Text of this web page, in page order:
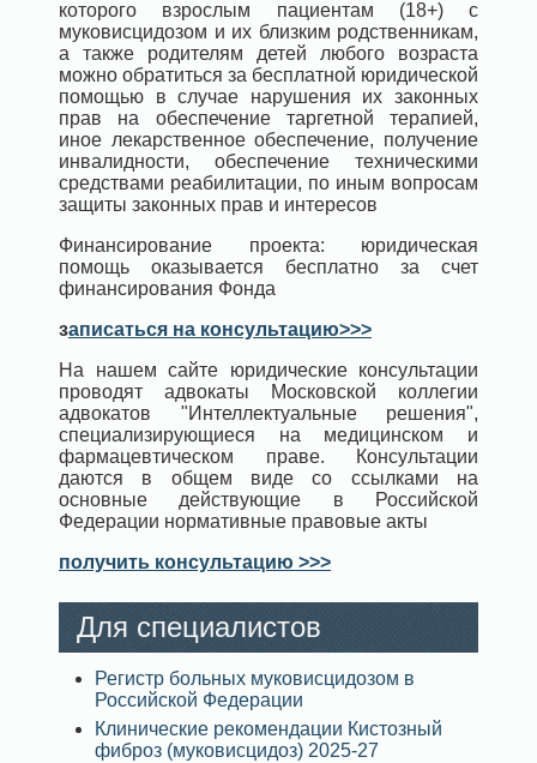
которого взрослым пациентам (18+) с
муковисцидозом и их близким родственникам,
а также родителям детей любого возраста
можно обратиться за бесплатной юридической
помощью в случае нарушения их законных
прав на обеспечение таргетной терапией,
иное лекарственное обеспечение, получение
инвалидности, обеспечение техническими
средствами реабилитации, по иным вопросам
защиты законных прав и интересов
Финансирование проекта: юридическая
помощь оказывается бесплатно за счет
финансирования Фонда
записаться на консультацию>>>
На нашем сайте юридические консультации
проводят адвокаты Московской коллегии
адвокатов "Интеллектуальные решения",
специализирующиеся на медицинском и
фармацевтическом праве. Консультации
даются в общем виде со ссылками на
основные действующие в Российской
Федерации нормативные правовые акты
получить консультацию >>>
Для специалистов
Регистр больных муковисцидозом в
Российской Федерации
Клинические рекомендации Кистозный
фиброз (муковисцидоз) 2025-27